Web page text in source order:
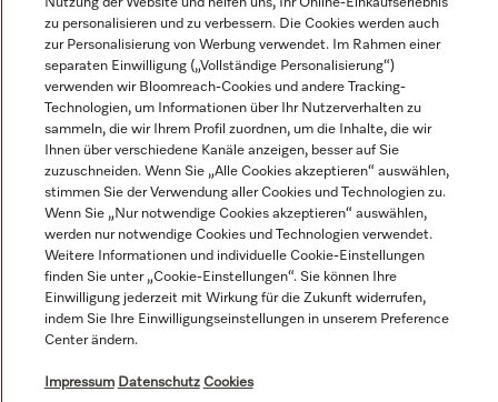
zu personalisieren und zu verbessern. Die Cookies werden auch
zur Personalisierung von Werbung verwendet. Im Rahmen einer
separaten Einwilligung („Vollständige Personalisierung“)
verwenden wir Bloomreach-Cookies und andere Tracking-
Technologien, um Informationen über Ihr Nutzerverhalten zu
sammeln, die wir Ihrem Profil zuordnen, um die Inhalte, die wir
Ihnen über verschiedene Kanäle anzeigen, besser auf Sie
zuzuschneiden. Wenn Sie „Alle Cookies akzeptieren“ auswählen,
stimmen Sie der Verwendung aller Cookies und Technologien zu.
Wenn Sie „Nur notwendige Cookies akzeptieren“ auswählen,
werden nur notwendige Cookies und Technologien verwendet.
Weitere Informationen und individuelle Cookie-Einstellungen
finden Sie unter „Cookie-Einstellungen“. Sie können Ihre
Einwilligung jederzeit mit Wirkung für die Zukunft widerrufen,
indem Sie Ihre Einwilligungseinstellungen in unserem Preference
Center ändern.
Impressum Datenschutz Cookies